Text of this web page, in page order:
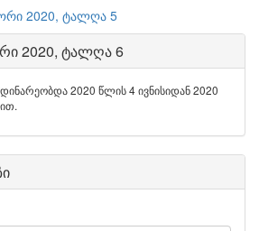
2020, ტალღა 5
2020, ტალღა 6
2020 წლის 4 ივნისიდან 2020